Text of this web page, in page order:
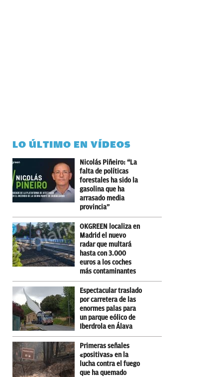
LO ÚLTIMO EN VÍDEOS
Nicolás Piñeiro: “La
falta de políticas
forestales ha sido la
gasolina que ha
arrasado media
provincia”
OKGREEN localiza en
Madrid el nuevo
radar que multará
hasta con 3.000
euros a los coches
más contaminantes
Espectacular traslado
por carretera de las
enormes palas para
un parque eólico de
Iberdrola en Álava
Primeras señales
«positivas» en la
lucha contra el fuego
que ha quemado